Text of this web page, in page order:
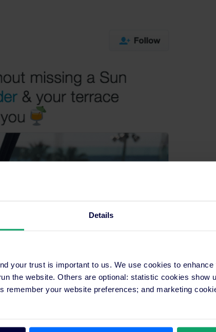
Details
your trust is important to us. We use cookies to
the website. Others are optional: statistic cookies show
remember your website preferences; and marketing